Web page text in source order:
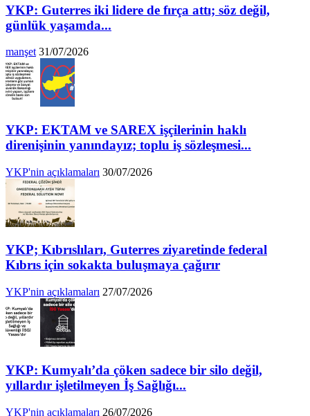
YKP: Guterres iki lidere de fırça attı; söz değil,
günlük yaşamda...
manşet 31/07/2026
YKP: EKTAM ve SAREX işçilerinin haklı
direnişinin yanındayız; toplu iş sözleşmesi...
YKP'nin açıklamaları 30/07/2026
YKP; Kıbrıslıları, Guterres ziyaretinde federal
Kıbrıs için sokakta buluşmaya çağırır
YKP'nin açıklamaları 27/07/2026
YKP: Kumyalı’da çöken sadece bir silo değil,
yıllardır işletilmeyen İş Sağlığı...
YKP'nin açıklamaları 26/07/2026